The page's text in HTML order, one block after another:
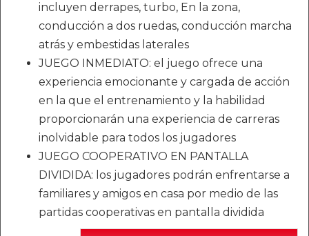
incluyen derrapes, turbo, En la zona,
conducción a dos ruedas, conducción marcha
atrás y embestidas laterales
JUEGO INMEDIATO: el juego ofrece una
experiencia emocionante y cargada de acción
en la que el entrenamiento y la habilidad
proporcionarán una experiencia de carreras
inolvidable para todos los jugadores
JUEGO COOPERATIVO EN PANTALLA
DIVIDIDA: los jugadores podrán enfrentarse a
familiares y amigos en casa por medio de las
partidas cooperativas en pantalla dividida